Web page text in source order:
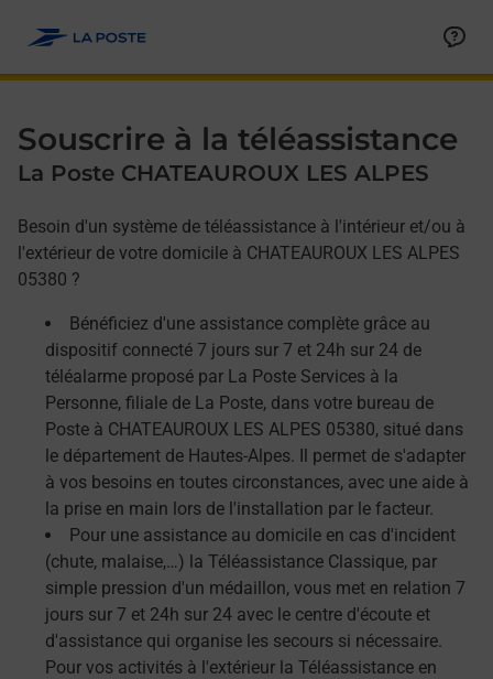
Souscrire à la téléassistance
La Poste CHATEAUROUX LES ALPES
Besoin d'un système de téléassistance à l'intérieur et/ou à
l'extérieur de votre domicile à CHATEAUROUX LES ALPES
05380 ?
Bénéficiez d'une assistance complète grâce au
dispositif connecté 7 jours sur 7 et 24h sur 24 de
téléalarme proposé par La Poste Services à la
Personne, filiale de La Poste, dans votre bureau de
Poste à CHATEAUROUX LES ALPES 05380, situé dans
le département de Hautes-Alpes. Il permet de s'adapter
à vos besoins en toutes circonstances, avec une aide à
la prise en main lors de l'installation par le facteur.
Pour une assistance au domicile en cas d'incident
(chute, malaise,…) la Téléassistance Classique, par
simple pression d'un médaillon, vous met en relation 7
jours sur 7 et 24h sur 24 avec le centre d'écoute et
d'assistance qui organise les secours si nécessaire.
Pour vos activités à l'extérieur la Téléassistance en